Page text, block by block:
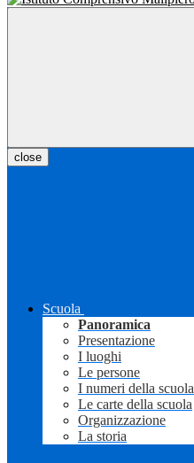
close
Scuola
Panoramica
Presentazione
I luoghi
Le persone
I numeri della scuola
Le carte della scuola
Organizzazione
La storia